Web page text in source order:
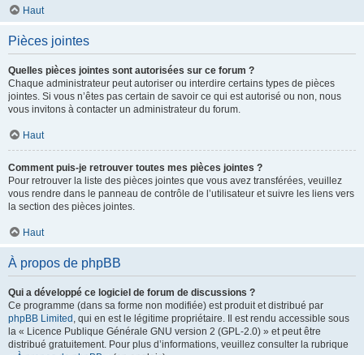
Haut
Pièces jointes
Quelles pièces jointes sont autorisées sur ce forum ?
Chaque administrateur peut autoriser ou interdire certains types de pièces
jointes. Si vous n’êtes pas certain de savoir ce qui est autorisé ou non, nous
vous invitons à contacter un administrateur du forum.
Haut
Comment puis-je retrouver toutes mes pièces jointes ?
Pour retrouver la liste des pièces jointes que vous avez transférées, veuillez
vous rendre dans le panneau de contrôle de l’utilisateur et suivre les liens vers
la section des pièces jointes.
Haut
À propos de phpBB
Qui a développé ce logiciel de forum de discussions ?
Ce programme (dans sa forme non modifiée) est produit et distribué par
phpBB Limited , qui en est le légitime propriétaire. Il est rendu accessible sous
la « Licence Publique Générale GNU version 2 (GPL-2.0) » et peut être
distribué gratuitement. Pour plus d’informations, veuillez consulter la rubrique